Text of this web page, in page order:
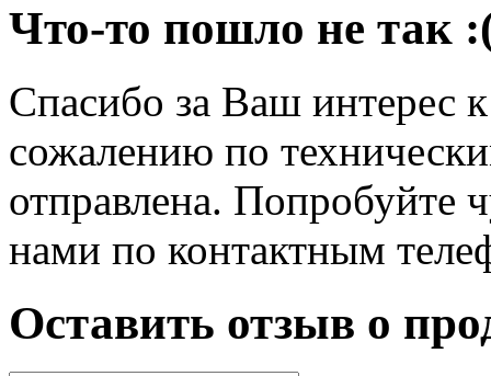
Что-то пошло не так
Спасибо за Ваш интерес
сожалению по
отправлена. Попробуйте
нами по контактным
Оставить отзыв о